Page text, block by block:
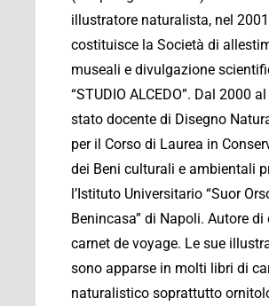
illustratore naturalista, nel 2001
costituisce la Società di
museali e divulgazione
“STUDIO ALCEDO”. Dal 2000
stato docente di Disegno
per il Corso di Laurea in
dei Beni culturali e ambientali
l’Istituto Universitario “Suor
Benincasa” di Napoli. Autore di
carnet de voyage. Le sue
sono apparse in molti libri di
naturalistico soprattutto